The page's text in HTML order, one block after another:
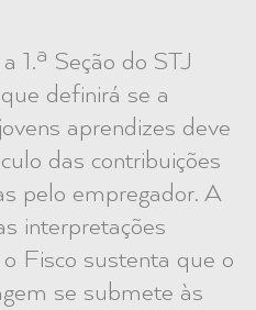
Seção do STJ
definirá se a
aprendizes deve
das contribuições
pelo empregador. A
interpretações
Fisco sustenta que o
se submete às